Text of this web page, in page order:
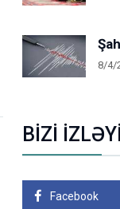
8/4/
BİZİ
Facebook